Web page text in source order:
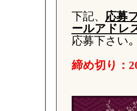
下記、 応募
ールアドレ
応募下さい｡
締め切り：